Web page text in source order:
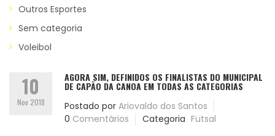
Outros Esportes
Sem categoria
Voleibol
10
Nov 2018
AGORA SIM, DEFINIDOS OS FINALISTAS DO MUNICIPAL
DE CAPÃO DA CANOA EM TODAS AS CATEGORIAS
Postado por Ariovaldo dos Santos
0 Comentários Categoria Futsal